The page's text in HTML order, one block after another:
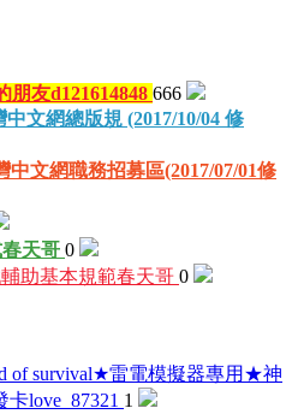
朋友d121614848 666
文網總版規 (2017/10/04 修
中文網職務招募區(2017/07/01修
春天哥 0
助基本規範春天哥 0
of survival★雷電模擬器專用★神
卡love_87321 1